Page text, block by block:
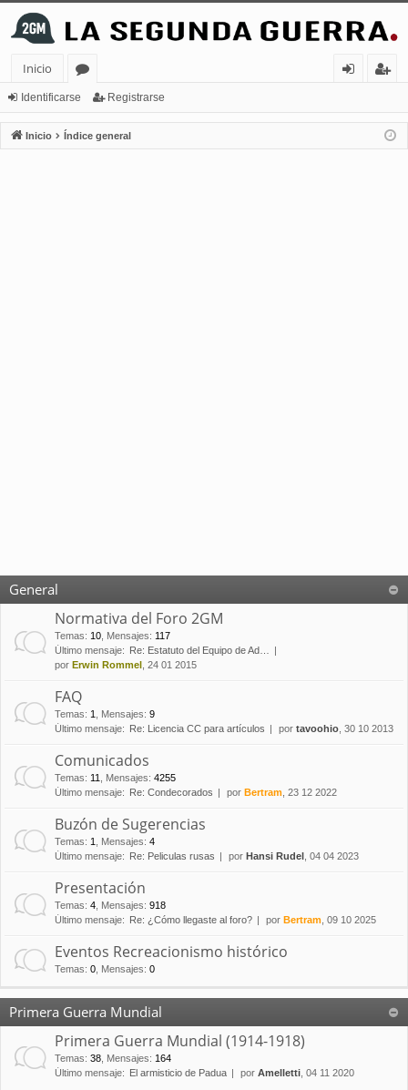
Inicio
or
os
nt
ifi
ist
ra
Identificarse Registrarse
Inicio Índice general
General
Normativa del Foro 2GM
Temas: 10 Mensajes: 117
Último mensaje:
Re: Estatuto del Equipo de Ad…
por Erwin Rommel , 24 01 2015
FAQ
Temas: 1 Mensajes: 9
Último mensaje:
Re: Licencia CC para artículos por tavoohio , 30 10 2013
Comunicados
Temas: 11 Mensajes: 4255
Último mensaje:
Re: Condecorados por Bertram , 23 12 2022
Buzón de Sugerencias
Temas: 1 Mensajes: 4
Último mensaje:
Re: Peliculas rusas por Hansi Rudel , 04 04 2023
Presentación
Temas: 4 Mensajes: 918
Último mensaje:
Re: ¿Cómo llegaste al foro? por Bertram , 09 10 2025
Eventos Recreacionismo histórico
Temas: 0 Mensajes: 0
Primera Guerra Mundial
Primera Guerra Mundial (1914-1918)
Temas: 38 Mensajes: 164
Último mensaje:
El armisticio de Padua por Amelletti , 04 11 2020